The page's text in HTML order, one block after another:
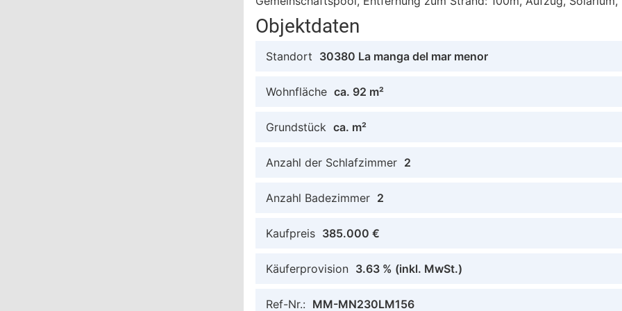
Objektdaten
Standort 30380 La manga del mar menor
Wohnfläche ca. 92 m²
Grundstück ca. m²
Anzahl der Schlafzimmer 2
Anzahl Badezimmer 2
Kaufpreis 385.000 €
Käuferprovision 3.63 % (inkl. MwSt.)
Ref-Nr.: MM-MN230LM156